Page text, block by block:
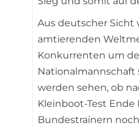
Aus deutscher Sicht
amtierenden
Konkurrenten um
Nationalmannschaft
werden sehen, ob
Kleinboot-Test Ende
Bundestrainern